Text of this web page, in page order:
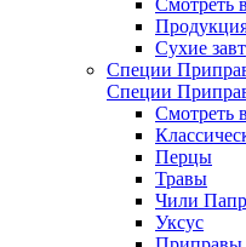
Смотреть
Сухие
Специи
Специи
Смотреть
Перцы
Травы
Чили
Уксус